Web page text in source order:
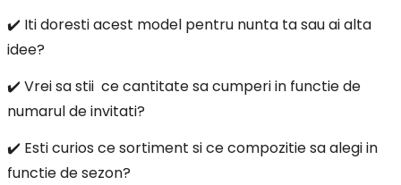
✔️ Iti doresti acest model pentru nunta ta sau ai alta
idee?
✔️ Vrei sa stii ce cantitate sa cumperi in functie de
numarul de invitati?
✔️ Esti curios ce sortiment si ce compozitie sa alegi in
functie de sezon?